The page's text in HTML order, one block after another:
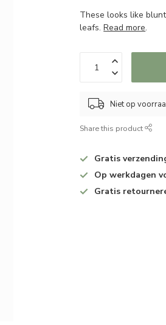
These looks like
leafs.Read more.
Niet op
Share this product
Gratis
Op werkdagen
Gratis